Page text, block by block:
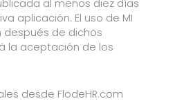
al menos diez días
aplicación. El uso de MI
después de dichos
la aceptación de los
desde FlodeHR.com